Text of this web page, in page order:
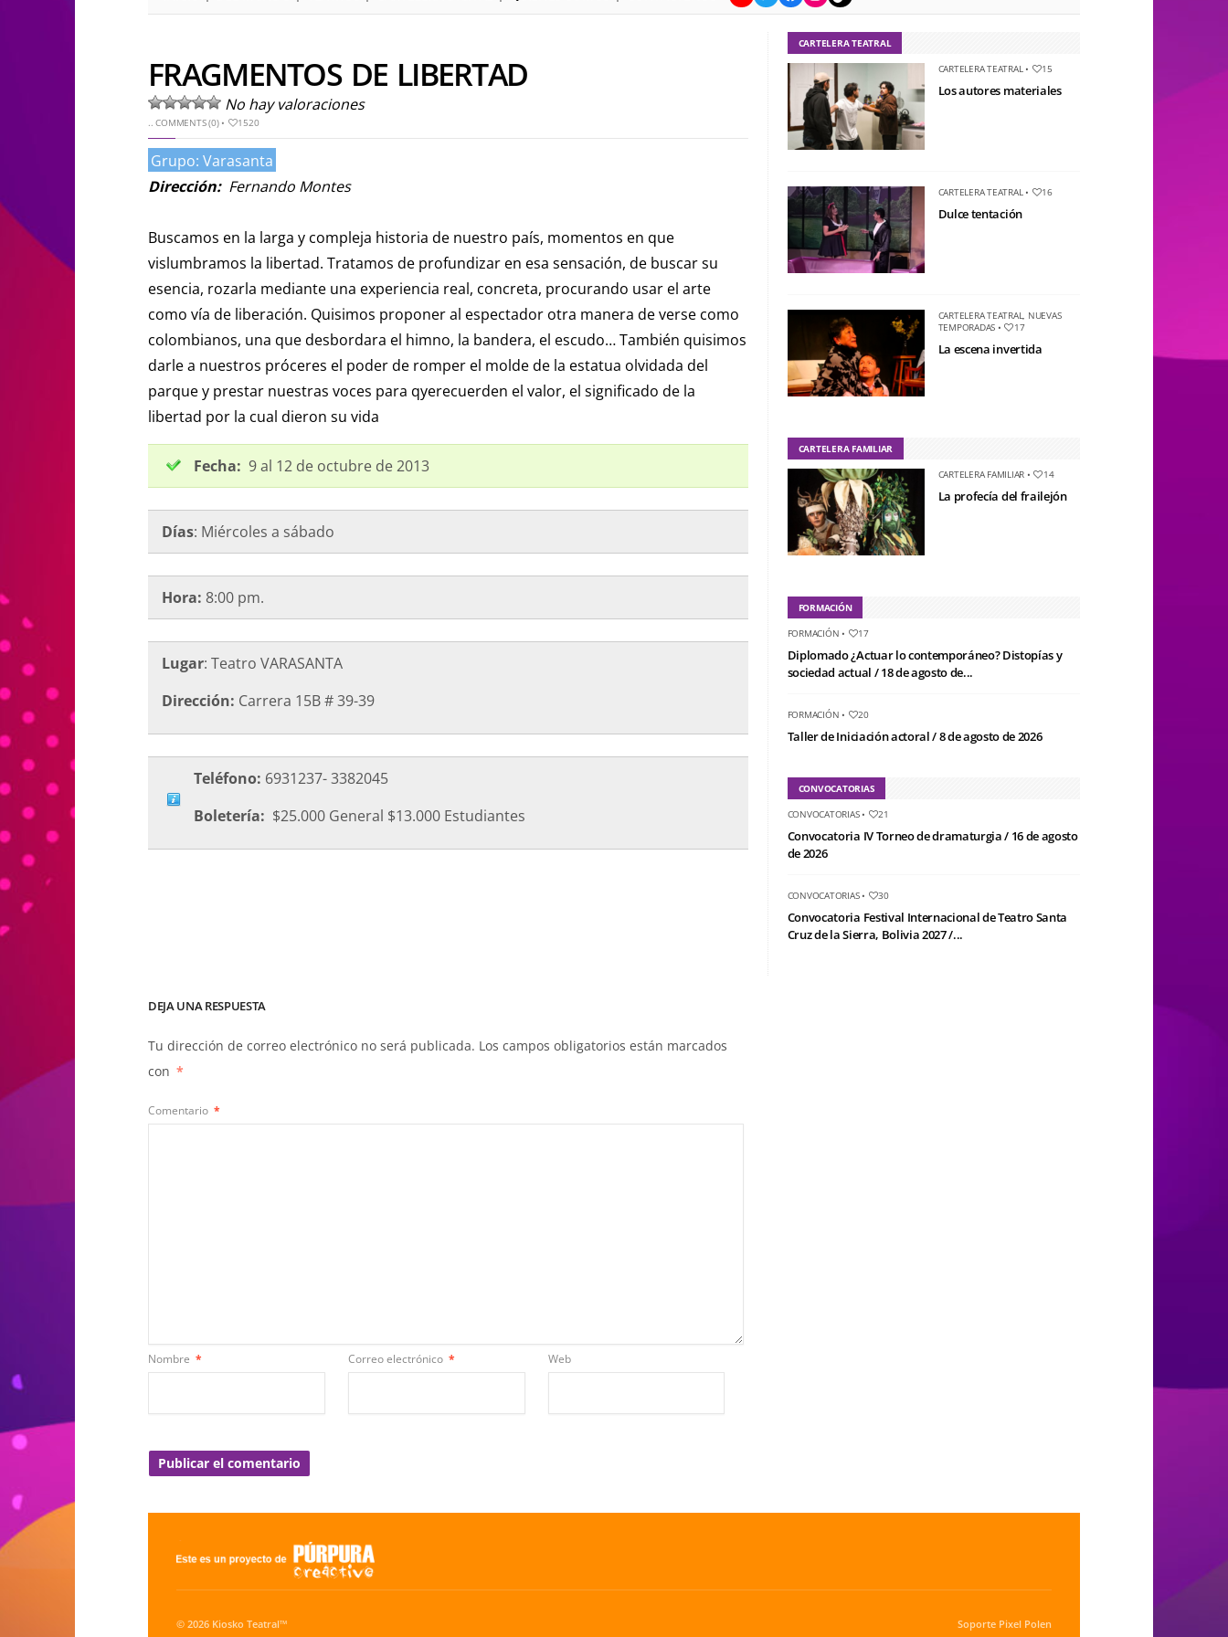
FRAGMENTOS DE LIBERTAD
No hay valoraciones
..COMMENTS (0)• 1520
Grupo: Varasanta
Dirección:Fernando Montes
Buscamos en la larga y compleja historia de nuestro país, momentos en que
vislumbramos la libertad. Tratamos de profundizar en esa sensación, de buscar su
esencia, rozarla mediante una experiencia real, concreta, procurando usar el arte
como vía de liberación. Quisimos proponer al espectador otra manera de verse como
colombianos, una que desbordara el himno, la bandera, el escudo… También quisimos
darle a nuestros próceres el poder de romper el molde de la estatua olvidada del
parque y prestar nuestras voces para qyerecuerden el valor, el significado de la
libertad por la cual dieron su vida
Fecha: 9 al 12 de octubre de 2013
Días: Miércoles a sábado
Hora: 8:00 pm.
Lugar: Teatro VARASANTA
Dirección: Carrera 15B # 39-39
Teléfono: 6931237- 3382045
Boletería: $25.000 General $13.000 Estudiantes
DEJA UNA RESPUESTA
Tu dirección de correo electrónico no será publicada. Los campos obligatorios están marcados
con *
Comentario *
Nombre * Correo electrónico * Web
CARTELERA TEATRAL
CARTELERA TEATRAL• 15
Los autores materiales
CARTELERA TEATRAL• 16
Dulce tentación
CARTELERA TEATRAL, NUEVAS
TEMPORADAS • 17
La escena invertida
CARTELERA FAMILIAR
CARTELERA FAMILIAR • 14
La profecía del frailejón
FORMACIÓN
FORMACIÓN • 17
Diplomado ¿Actuar lo contemporáneo? Distopías y
sociedad actual / 18 de agosto de...
FORMACIÓN • 20
Taller de Iniciación actoral / 8 de agosto de 2026
CONVOCATORIAS
CONVOCATORIAS• 21
Convocatoria IV Torneo de dramaturgia / 16 de agosto
de 2026
CONVOCATORIAS• 30
Convocatoria Festival Internacional de Teatro Santa
Cruz de la Sierra, Bolivia 2027 /...
© 2026 Kiosko Teatral™ Soporte Pixel Polen